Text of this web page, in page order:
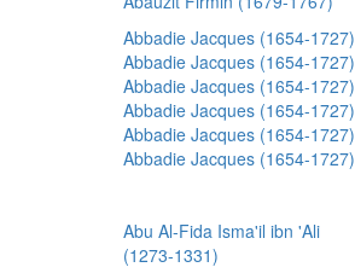
Abbadie Jacques (1654-1727)
Abbadie Jacques (1654-1727)
Abbadie Jacques (1654-1727)
Abbadie Jacques (1654-1727)
Abbadie Jacques (1654-1727)
Abbadie Jacques (1654-1727)
Abu Al-Fida Isma'il ibn 'Ali
(1273-1331)